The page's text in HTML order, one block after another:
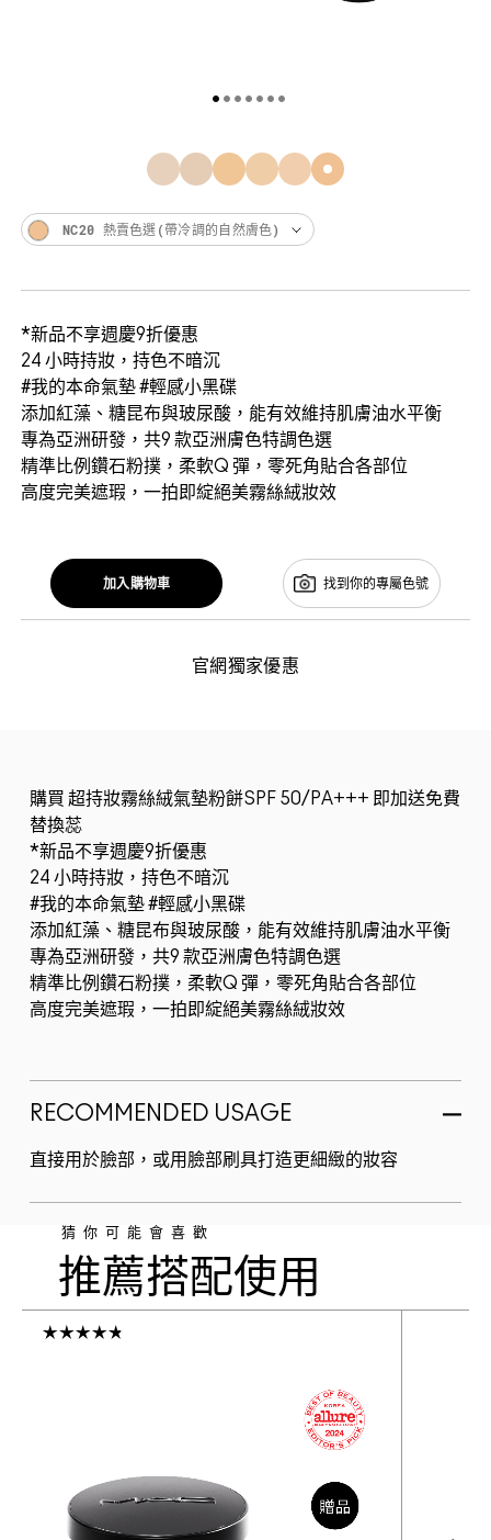
*新品不享週慶9折優惠
24 小時持妝，持色不暗沉
#我的本命氣墊 #輕感小黑碟
添加紅藻、糖昆布與玻尿酸，能有效維持肌膚油水平衡
專為亞洲研發，共9 款亞洲膚色特調色選
精準比例鑽石粉撲，柔軟Q 彈，零死角貼合各部位
高度完美遮瑕，一拍即綻絕美霧絲絨妝效
NC20 熱賣色選(帶冷調的自然膚色)
找到你的專屬色號
加入購物車
官網獨家優惠
購買 超持妝霧絲絨氣墊粉餅SPF 50/PA+++ 即加送免費
替換蕊
*新品不享週慶9折優惠
24 小時持妝，持色不暗沉
#我的本命氣墊 #輕感小黑碟
添加紅藻、糖昆布與玻尿酸，能有效維持肌膚油水平衡
專為亞洲研發，共9 款亞洲膚色特調色選
精準比例鑽石粉撲，柔軟Q 彈，零死角貼合各部位
高度完美遮瑕，一拍即綻絕美霧絲絨妝效
RECOMMENDED USAGE
直接用於臉部，或用臉部刷具打造更細緻的妝容
猜你可能會喜歡
推薦搭配使用